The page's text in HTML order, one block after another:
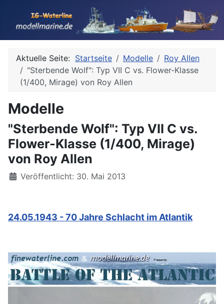
Aktuelle Seite: Startseite Modelle
Roy Allen
"Sterbende Wolf": Typ VII C vs. Flower-Klasse
(1/400, Mirage) von Roy Allen
Modelle
"Sterbende Wolf": Typ VII C vs.
Flower-Klasse (1/400, Mirage)
von Roy Allen
Details
Veröffentlicht: 30. Mai 2013
24.05.1943 - 70 Jahre Schlacht im Atlantik